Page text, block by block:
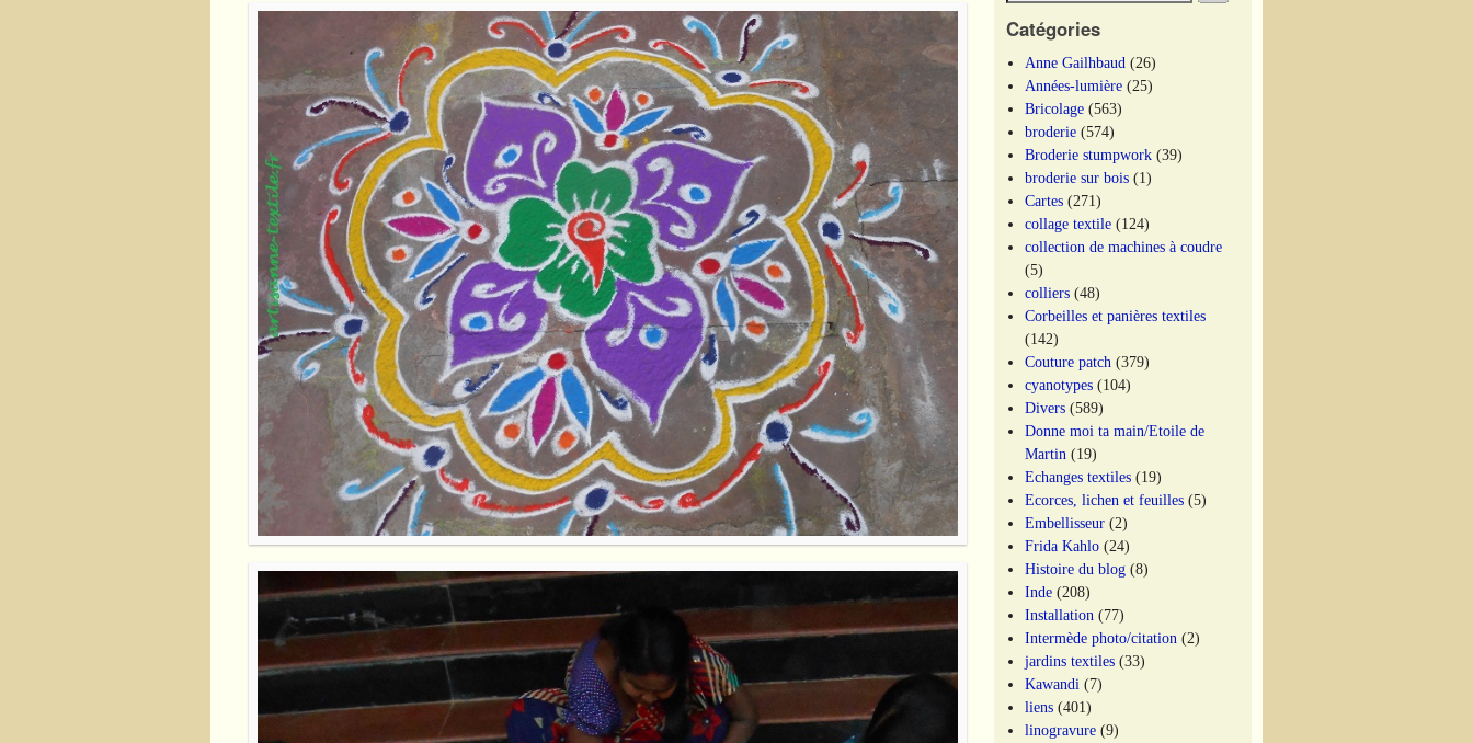
Catégories
Anne Gailhbaud (26)
Années-lumière (25)
Bricolage (563)
broderie (574)
Broderie stumpwork (39)
broderie sur bois (1)
Cartes (271)
collage textile (124)
collection de machines à coudre
(5)
colliers (48)
Corbeilles et panières textiles
(142)
Couture patch (379)
cyanotypes (104)
Divers (589)
Donne moi ta main/Etoile de
Martin (19)
Echanges textiles (19)
Ecorces, lichen et feuilles (5)
Embellisseur (2)
Frida Kahlo (24)
Histoire du blog (8)
Inde (208)
Installation (77)
Intermède photo/citation (2)
jardins textiles (33)
Kawandi (7)
liens (401)
linogravure (9)